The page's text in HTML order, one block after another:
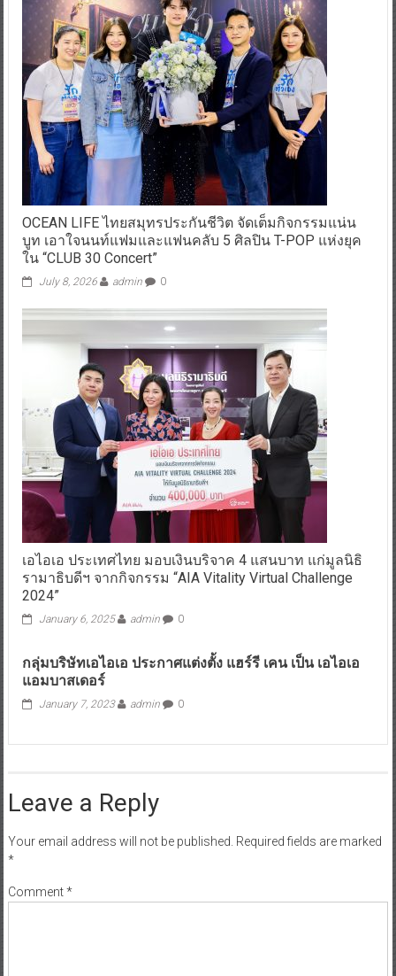
OCEAN LIFE ไทยสมุทรประกันชีวิต จัดเต็มกิจกรรมแน่น
บูท เอาใจนนท์แฟมและแฟนคลับ 5 ศิลปิน T-POP แห่งยุค
ใน “CLUB 30 Concert”
July 8, 2026 admin 0
เอไอเอ ประเทศไทย มอบเงินบริจาค 4 แสนบาท แก่มูลนิธิ
รามาธิบดีฯ จากกิจกรรม “AIA Vitality Virtual Challenge
2024”
January 6, 2025 admin 0
กลุ่มบริษัทเอไอเอ ประกาศแต่งตั้ง แฮร์รี เคน เป็น เอไอเอ
แอมบาสเดอร์
January 7, 2023 admin 0
Leave a Reply
Your email address will not be published. Required fields are marked
*
Comment*